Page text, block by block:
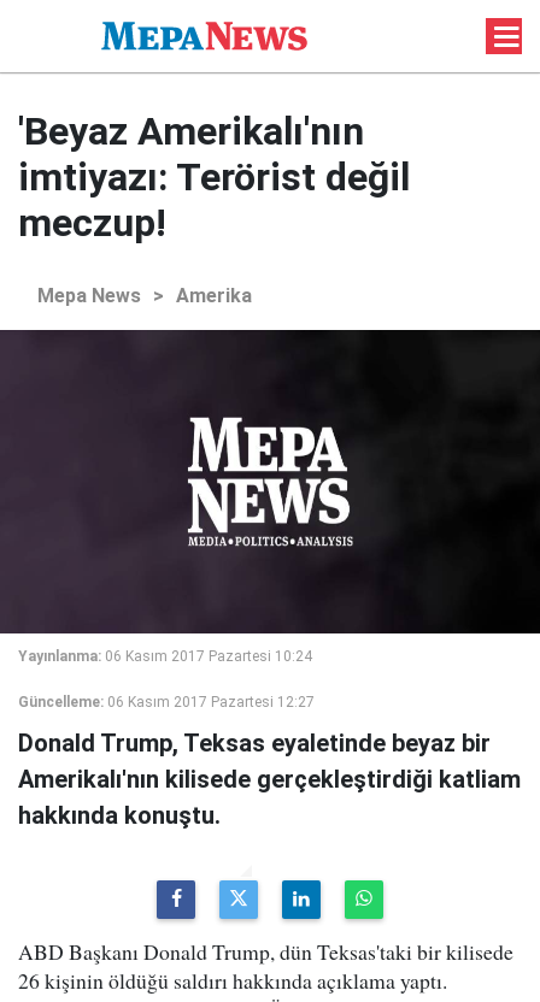
'Beyaz Amerikalı'nın
imtiyazı: Terörist değil
meczup!
Mepa News > Amerika
Yayınlanma: 06 Kasım 2017 Pazartesi 10:24
Güncelleme: 06 Kasım 2017 Pazartesi 12:27
Donald Trump, Teksas eyaletinde beyaz bir
Amerikalı'nın kilisede gerçekleştirdiği katliam
hakkında konuştu.
ABD Başkanı Donald Trump, dün Teksas'taki bir kilisede
26 kişinin öldüğü saldırı hakkında açıklama yaptı.